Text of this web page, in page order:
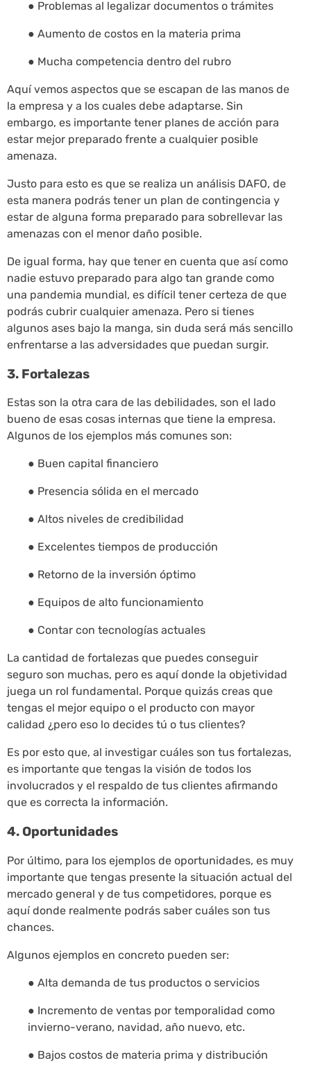
● Problemas al legalizar documentos o trámites
● Aumento de costos en la materia prima
● Mucha competencia dentro del rubro
Aquí vemos aspectos que se escapan de las manos de
la empresa y a los cuales debe adaptarse. Sin
embargo, es importante tener planes de acción para
estar mejor preparado frente a cualquier posible
amenaza.
Justo para esto es que se realiza un análisis DAFO, de
esta manera podrás tener un plan de contingencia y
estar de alguna forma preparado para sobrellevar las
amenazas con el menor daño posible.
De igual forma, hay que tener en cuenta que así como
nadie estuvo preparado para algo tan grande como
una pandemia mundial, es difícil tener certeza de que
podrás cubrir cualquier amenaza. Pero si tienes
algunos ases bajo la manga, sin duda será más sencillo
enfrentarse a las adversidades que puedan surgir.
3. Fortalezas
Estas son la otra cara de las debilidades, son el lado
bueno de esas cosas internas que tiene la empresa.
Algunos de los ejemplos más comunes son:
● Buen capital financiero
● Presencia sólida en el mercado
● Altos niveles de credibilidad
● Excelentes tiempos de producción
● Retorno de la inversión óptimo
● Equipos de alto funcionamiento
● Contar con tecnologías actuales
La cantidad de fortalezas que puedes conseguir
seguro son muchas, pero es aquí donde la objetividad
juega un rol fundamental. Porque quizás creas que
tengas el mejor equipo o el producto con mayor
calidad ¿pero eso lo decides tú o tus clientes?
Es por esto que, al investigar cuáles son tus fortalezas,
es importante que tengas la visión de todos los
involucrados y el respaldo de tus clientes afirmando
que es correcta la información.
4. Oportunidades
Por último, para los ejemplos de oportunidades, es muy
importante que tengas presente la situación actual del
mercado general y de tus competidores, porque es
aquí donde realmente podrás saber cuáles son tus
chances.
Algunos ejemplos en concreto pueden ser:
● Alta demanda de tus productos o servicios
● Incremento de ventas por temporalidad como
invierno-verano, navidad, año nuevo, etc.
● Bajos costos de materia prima y distribución